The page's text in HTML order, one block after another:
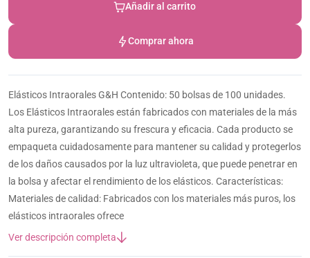
Añadir al carrito
Comprar ahora
Elásticos Intraorales G&H Contenido: 50 bolsas de 100 unidades.
Los Elásticos Intraorales están fabricados con materiales de la más
alta pureza, garantizando su frescura y eficacia. Cada producto se
empaqueta cuidadosamente para mantener su calidad y protegerlos
de los daños causados por la luz ultravioleta, que puede penetrar en
la bolsa y afectar el rendimiento de los elásticos. Características:
Materiales de calidad: Fabricados con los materiales más puros, los
elásticos intraorales ofrece
Ver descripción completa